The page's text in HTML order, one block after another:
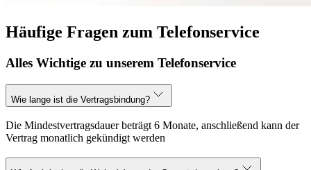
Häufige Fragen zum Telefonservice
Alles Wichtige zu unserem Telefonservice
Wie lange ist die Vertragsbindung?
Die Mindestvertragsdauer beträgt 6 Monate, anschließend kann der
Vertrag monatlich gekündigt werden